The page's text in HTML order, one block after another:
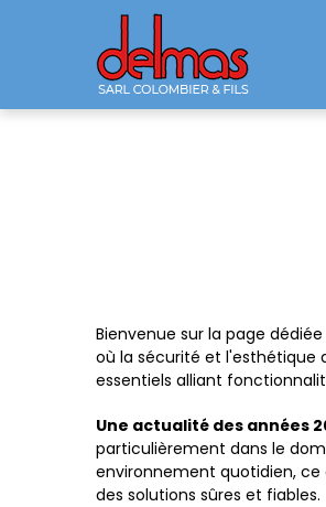
Bienvenue sur la page
où la sécurité et l'esthétique
essentiels alliant
Une actualité des années
particulièrement dans le
environnement quotidien, ce
des solutions sûres et fiables.
Panneau de gestion des cookies